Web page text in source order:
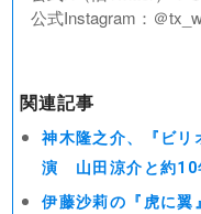
公式Instagram：＠
関連記事
神木隆之介、『ビリ
演 山田涼介と約10
伊藤沙莉の『虎に